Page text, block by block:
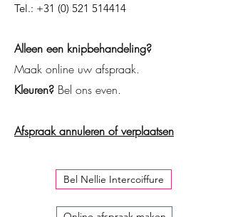
Tel.: +31 (0) 521 514414
Alleen een knipbehandeling?
Maak online uw afspraak.
Kleuren? Bel ons even.
Afspraak annuleren of verplaatsen
Bel Nellie Intercoiffure